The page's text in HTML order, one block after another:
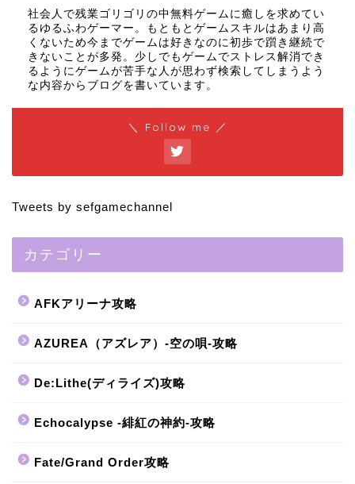
社会人で残業ゴリゴリの中無料ゲームに癒しを求めてい
るゆるふわゲーマー。もともとゲームスキルはあまり高
くないため今までゲームは好きなのに初歩で躓き継続で
きないことが多発。少しでもゲームでストレス解消でき
るようにゲームが苦手な人が思わず検索してしまうよう
な内容からブログを書いています。
＼ Follow me ／
Tweets by sefgamechannel
カテゴリー
AFKアリーナ攻略
AZUREA（アズレア）-空の唄-攻略
De:Lithe(ディライズ)攻略
Echocalypse -緋紅の神約-攻略
Fate/Grand Order攻略